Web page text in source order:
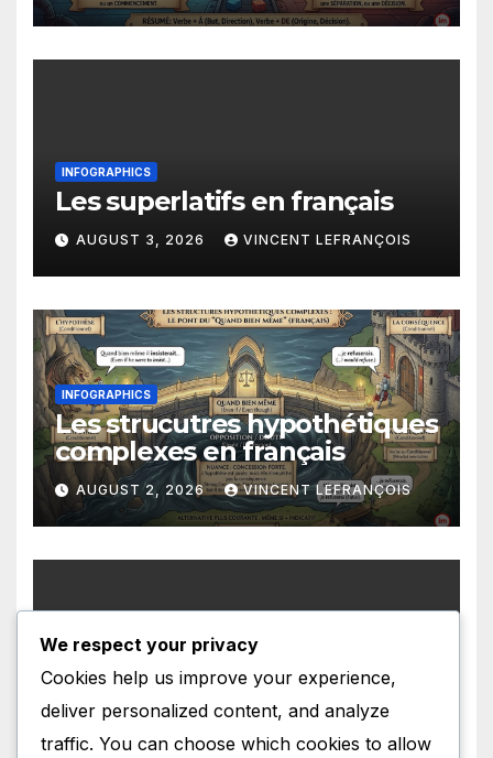
INFOGRAPHICS
Les superlatifs en français
AUGUST 3, 2026 VINCENT LEFRANÇOIS
INFOGRAPHICS
Les strucutres hypothétiques
complexes en français
AUGUST 2, 2026 VINCENT LEFRANÇOIS
INFOGRAPHICS
Les structures présentatives
en français
AUGUST 1, 2026 VINCENT LEFRANÇOIS
We respect your privacy
Cookies help us improve your experience,
deliver personalized content, and analyze
traffic. You can choose which cookies to allow